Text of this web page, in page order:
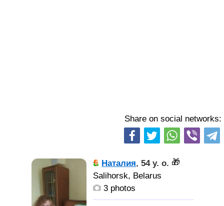
Share on social networks:
Наталия, 54 y. o. 🎁
Salihorsk, Belarus
3 photos